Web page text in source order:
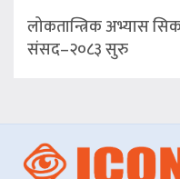
लोकतान्त्रिक अभ्यास
संसद–२०८३ सुरु